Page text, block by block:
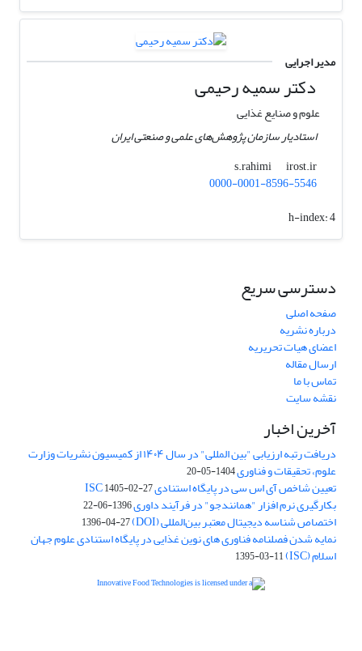
مدیر اجرایی
دکتر سمیه رحیمی
علوم و صنایع غذایی
استادیار سازمان پژوهش‌های علمی و صنعتی ایران
s.rahimi
irost.ir
0000-0001-8596-5546
h-index:4
دسترسی سریع
صفحه اصلی
درباره نشریه
اعضای هیات تحریریه
ارسال مقاله
تماس با ما
نقشه سایت
آخرین اخبار
دریافت رتبه ارزیابی "بین المللی" در سال ۱۴۰۴ از کمیسیون نشریات وزارت
علوم، تحقیقات و فناوری1404-05-20
تعیین شاخص آی اس سی در پایگاه استنادی ISC1405-02-27
بکارگیری نرم افزار "همانندجو" در فرآیند داوری1396-06-22
اختصاص شناسه دیجیتال معتبر بین‌المللی (DOI) 1396-04-27
نمایه شدن فصلنامه فناوری های نوین غذایی در پایگاه استنادی علوم جهان
اسلام (ISC) 1395-03-11